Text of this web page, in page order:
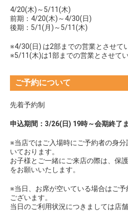
4/20(木)～5/11(木)
前期：4/20(木)～4/30(日)
後期：5/1(月)～5/11(木)
※4/30(日) は2部までの営業とさせて
※5/11(木)は1部までの営業とさせてい
ご予約について
先着予約制
申込期間：3/26(日) 19時～会期終了
※当店ではご入場時にご予約者の身
いております。
お子様とご一緒にご来店の際は、保
をお願いいたします。
※当日、お席が空いている場合はご
ございます。
当日のご利用状況につきましては店